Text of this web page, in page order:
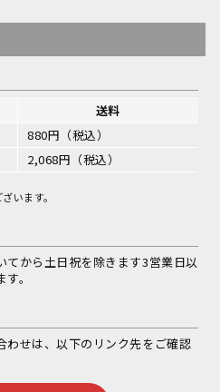
送料
880円（税込）
2,068円（税込）
います。
てから土日祝を除きます3営業日以
。
わせは、以下のリンク先をご確認